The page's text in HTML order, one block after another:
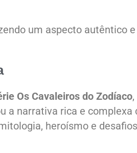
um aspecto autêntico
Os Cavaleiros do Zodíaco
a narrativa rica e complexa
heroísmo e